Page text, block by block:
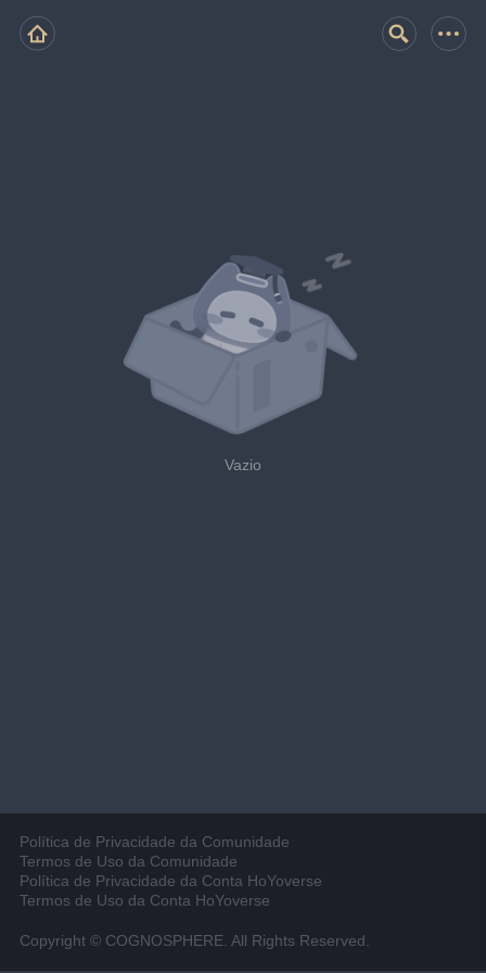
Vazio
Política de Privacidade da Comunidade
Termos de Uso da Comunidade
Política de Privacidade da Conta HoYoverse
Termos de Uso da Conta HoYoverse
Copyright © COGNOSPHERE. All Rights Reserved.